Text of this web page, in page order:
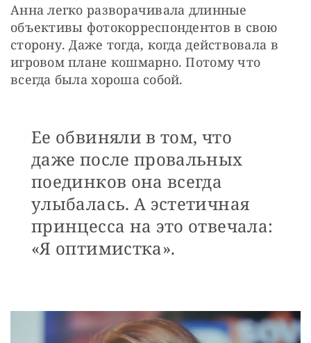
Анна легко разворачивала длинные
объективы фотокорреспондентов в свою
сторону. Даже тогда, когда действовала в
игровом плане кошмарно. Потому что
всегда была хороша собой.
Ее обвиняли в том, что
даже после провальных
поединков она всегда
улыбалась. А эстетичная
принцесса на это отвечала:
«Я оптимистка».